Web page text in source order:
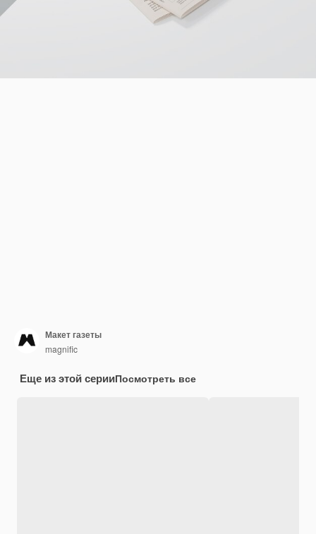
Макет газеты
magnific
Еще из этой серииПосмотреть все